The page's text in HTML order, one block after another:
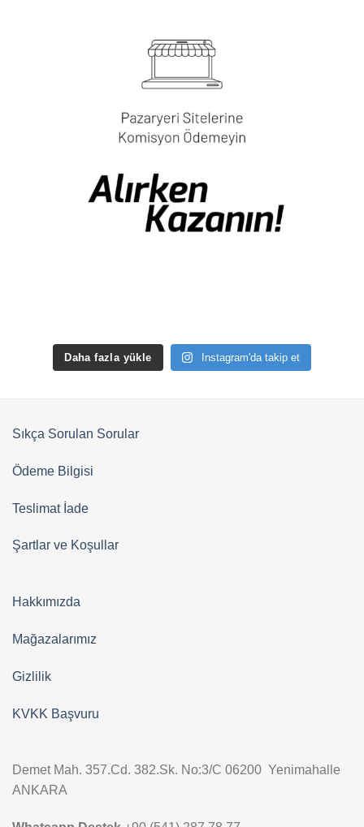
Daha fazla yükle Instagram'da takip et
Sıkça Sorulan Sorular
Ödeme Bilgisi
Teslimat İade
Şartlar ve Koşullar
Hakkımızda
Mağazalarımız
Gizlilik
KVKK Başvuru
Demet Mah. 357.Cd. 382.Sk. No:3/C 06200 Yenimahalle
ANKARA